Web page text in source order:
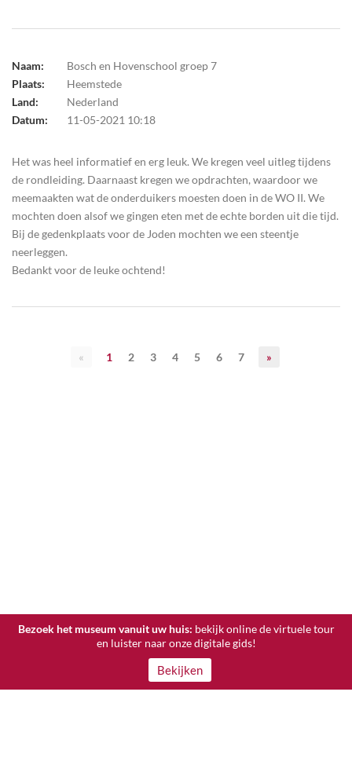
Naam:
Bosch en Hovenschool groep 7
Plaats:
Heemstede
Land:
Nederland
Datum:
11-05-2021 10:18
Het was heel informatief en erg leuk. We kregen veel uitleg tijdens
de rondleiding. Daarnaast kregen we opdrachten, waardoor we
meemaakten wat de onderduikers moesten doen in de WO II. We
mochten doen alsof we gingen eten met de echte borden uit die tijd.
Bij de gedenkplaats voor de Joden mochten we een steentje
neerleggen.
Bedankt voor de leuke ochtend!
« 1 2 3 4 5 6 7 »
Bezoek het museum vanuit uw huis: bekijk online de virtuele tour
en luister naar onze digitale gids!
Bekijken